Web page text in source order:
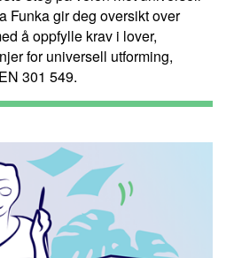
Funka gir deg oversikt over
å oppfylle krav i lover,
for universell utforming,
301 549.